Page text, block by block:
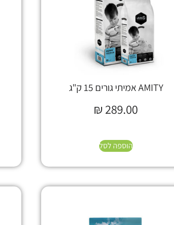
AMITY אמיתי גורים 15 ק"ג
₪ 289.00
הוספה לסל